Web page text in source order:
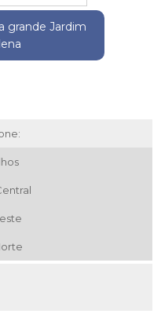
grande Jardim